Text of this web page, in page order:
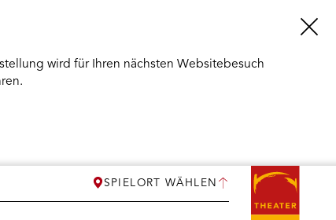
SPIELORT WÄHLEN
wird für Ihren nächsten Websitebesuch